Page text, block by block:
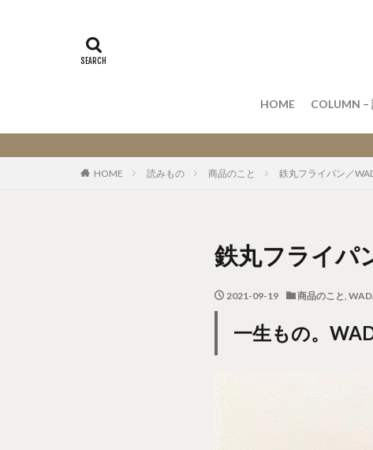
HOME COLUMN –
作り手の
商品のこと
クー
HOME 読みもの 商品のこと 鉄丸フライパン／
鉄丸フライパ
2021-09-19 商品のこと,
一生もの。